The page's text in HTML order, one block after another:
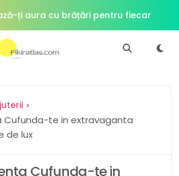
ți aura cu brățări pentru fiecare
plante întregi Fundamentul unei
bogată în proteine ​​poate
intestinală
Atractia atemporală a
Cufunda-te in extravaganta
de lux
Cufunda-te in